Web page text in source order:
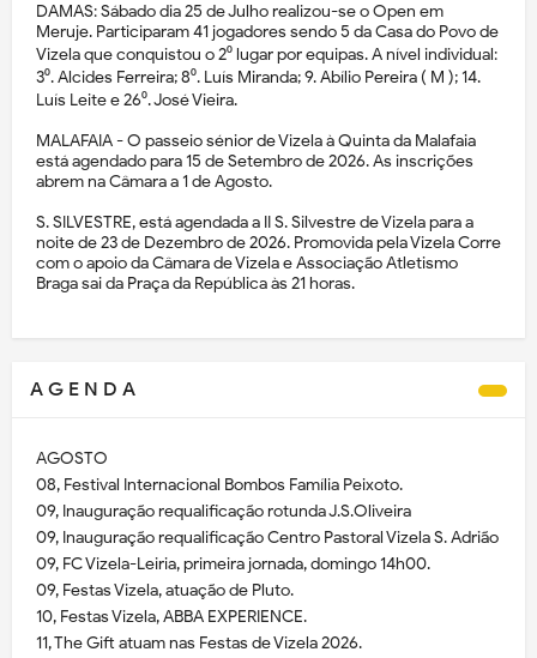
DAMAS: Sábado dia 25 de Julho realizou-se o Open em
Meruje. Participaram 41 jogadores sendo 5 da Casa do Povo de
Vizela que conquistou o 2⁰ lugar por equipas. A nível individual:
3⁰. Alcides Ferreira; 8⁰. Luís Miranda; 9. Abílio Pereira ( M ); 14.
Luís Leite e 26⁰. José Vieira.
MALAFAIA - O passeio sénior de Vizela à Quinta da Malafaia
está agendado para 15 de Setembro de 2026. As inscrições
abrem na Câmara a 1 de Agosto.
S. SILVESTRE, está agendada a II S. Silvestre de Vizela para a
noite de 23 de Dezembro de 2026. Promovida pela Vizela Corre
com o apoio da Câmara de Vizela e Associação Atletismo
Braga sai da Praça da República às 21 horas.
A G E N D A
AGOSTO
08, Festival Internacional Bombos Família Peixoto.
09, Inauguração requalificação rotunda J.S.Oliveira
09, Inauguração requalificação Centro Pastoral Vizela S. Adrião
09, FC Vizela-Leiria, primeira jornada, domingo 14h00.
09, Festas Vizela, atuação de Pluto.
10, Festas Vizela, ABBA EXPERIENCE.
11, The Gift atuam nas Festas de Vizela 2026.